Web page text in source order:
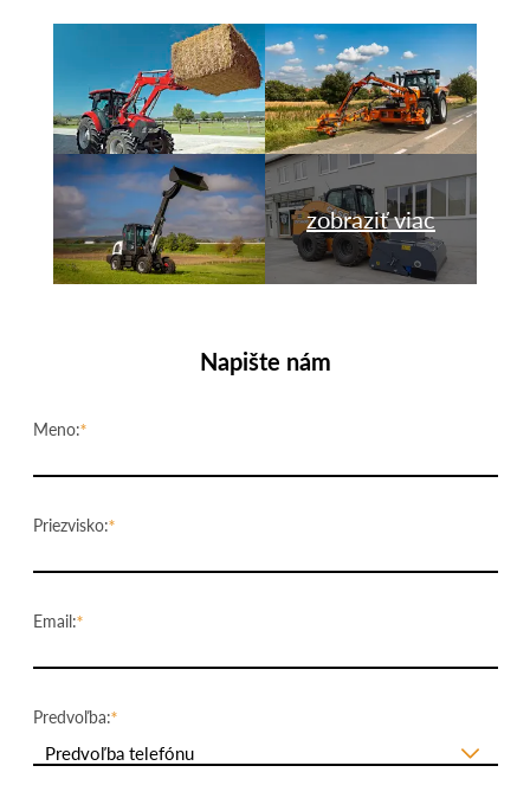
zobraziť viac
Napište nám
Meno:
Priezvisko:
Email:
Predvoľba:
Predvoľba telefónu